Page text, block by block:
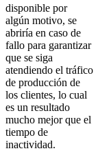
disponible por
algún motivo, se
abriría en caso de
fallo para garantizar
que se siga
atendiendo el tráfico
de producción de
los clientes, lo cual
es un resultado
mucho mejor que el
tiempo de
inactividad.